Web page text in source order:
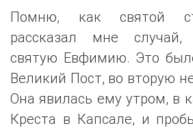
Помню, как святой
рассказал мне случай,
святую Евфимию. Это
Великий Пост, во вторую
Она явилась ему утром, в
Креста в Капсале, и